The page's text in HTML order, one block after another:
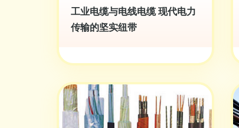
工业电缆与电线电缆 现代电力
传输的坚实纽带